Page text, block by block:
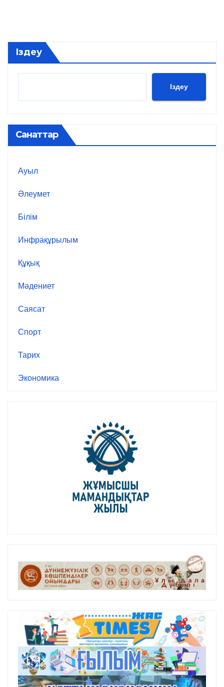
Іздеу
Іздеу
Санаттар
Ауыл
Әлеумет
Білім
Инфрақұрылым
Құқық
Мәдениет
Саясат
Спорт
Тарих
Экономика